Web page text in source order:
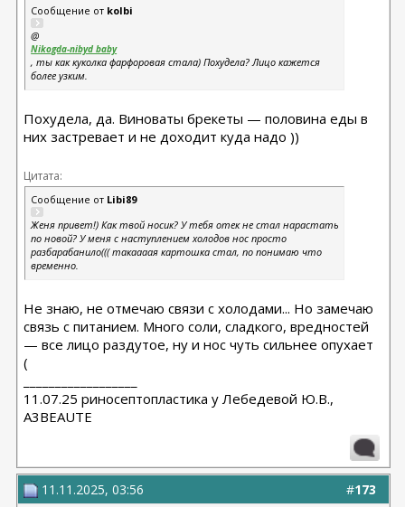
Сообщение от kolbi
@
Nikogda-nibyd baby
, ты как куколка фарфоровая стала) Похудела? Лицо кажется
более узким.
Похудела, да. Виноваты брекеты — половина еды в
них застревает и не доходит куда надо ))
Цитата:
Сообщение от Libi89
Женя привет!) Как твой носик? У тебя отек не стал нарастать
по новой? У меня с наступлением холодов нос просто
разбарабанило((( такаааая картошка стал, по понимаю что
временно.
Не знаю, не отмечаю связи с холодами... Но замечаю
связь с питанием. Много соли, сладкого, вредностей
— все лицо раздутое, ну и нос чуть сильнее опухает
(
11.07.25 риносептопластика у Лебедевой Ю.В.,
A3BEAUTE
#173
11.11.2025, 03:56